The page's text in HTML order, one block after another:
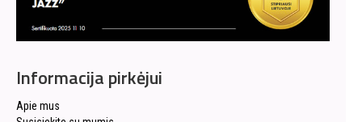
Informacija pirkėjui
Apie mus